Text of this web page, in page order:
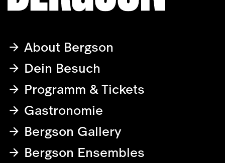
About Bergson
Dein Besuch
Programm & Tickets
Gastronomie
Bergson Gallery
Bergson Ensembles